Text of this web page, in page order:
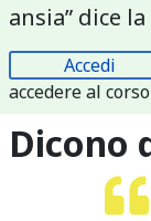
ansia” dice
Accedi
accedere al corso
Dicono